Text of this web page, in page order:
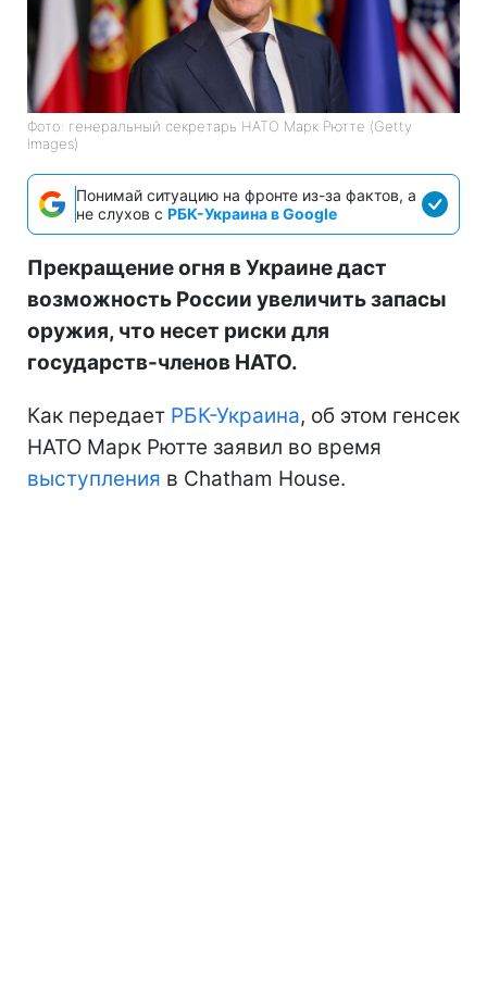
Фото: генеральный секретарь НАТО Марк Рютте (Getty
Images)
Понимай ситуацию на фронте из-за фактов, а
не слухов с РБК-Украина в Google
Прекращение огня в Украине даст
возможность России увеличить запасы
оружия, что несет риски для
государств-членов НАТО.
Как передает РБК-Украина, об этом генсек
НАТО Марк Рютте заявил во время
выступления в Chatham House.